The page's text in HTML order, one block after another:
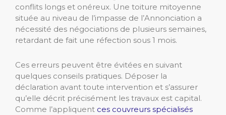
conflits longs et onéreux. Une toiture mitoyenne
située au niveau de l’impasse de l’Annonciation a
nécessité des négociations de plusieurs semaines,
retardant de fait une réfection sous 1 mois.
Ces erreurs peuvent être évitées en suivant
quelques conseils pratiques. Déposer la
déclaration avant toute intervention et s’assurer
qu’elle décrit précisément les travaux est capital.
Comme l’appliquent ces couvreurs spécialisés